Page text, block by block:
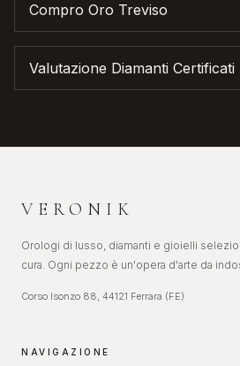
Compro Oro Treviso
Valutazione Diamanti Certificati
VERONIK
Orologi di lusso, diamanti e gioielli
cura. Ogni pezzo è un'opera d'arte da
Corso Isonzo 88, 44121 Ferrara (FE)
NAVIGAZIONE